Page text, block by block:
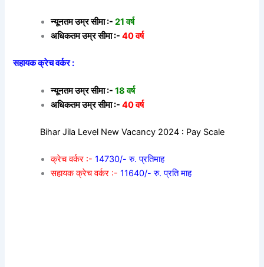
न्यूनतम उम्र सीमा :-21 वर्ष
अधिकतम उम्र सीमा :- 40 वर्ष
सहायक क्रेच वर्कर :
न्यूनतम उम्र सीमा :-18 वर्ष
अधिकतम उम्र सीमा :-40 वर्ष
Bihar Jila Level New Vacancy 2024 : Pay Scale
क्रेच वर्कर :-14730/- रु. प्रतिमाह
सहायक क्रेच वर्कर :-11640/- रु. प्रति माह